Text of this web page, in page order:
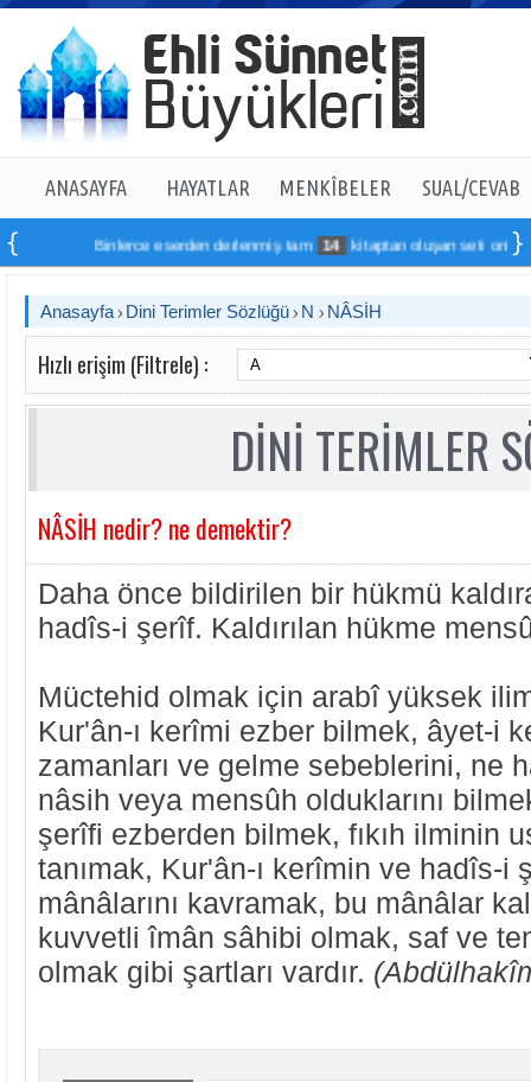
ANASAYFA HAYATLAR MENKÎBELER SUAL/CEVAB
Binlerce eserden derlenmiş tam 14 kitaptan oluşan seti online
Anasayfa Dini Terimler Sözlüğü N NÂSİH
Hızlı erişim (Filtrele) :
DİNİ TERİMLER
NÂSİH nedir? ne demektir?
Daha önce bildirilen bir hükmü
hadîs-i şerîf. Kaldırılan hükme
Müctehid olmak için arabî yüksek
Kur'ân-ı kerîmi ezber bilmek, âyet-i
zamanları ve gelme sebeblerini, ne
nâsih veya mensûh olduklarını
şerîfi ezberden bilmek, fıkıh ilminin
tanımak, Kur'ân-ı kerîmin ve hadîs-i
mânâlarını kavramak, bu mânâlar
kuvvetli îmân sâhibi olmak, saf ve
olmak gibi şartları vardır.